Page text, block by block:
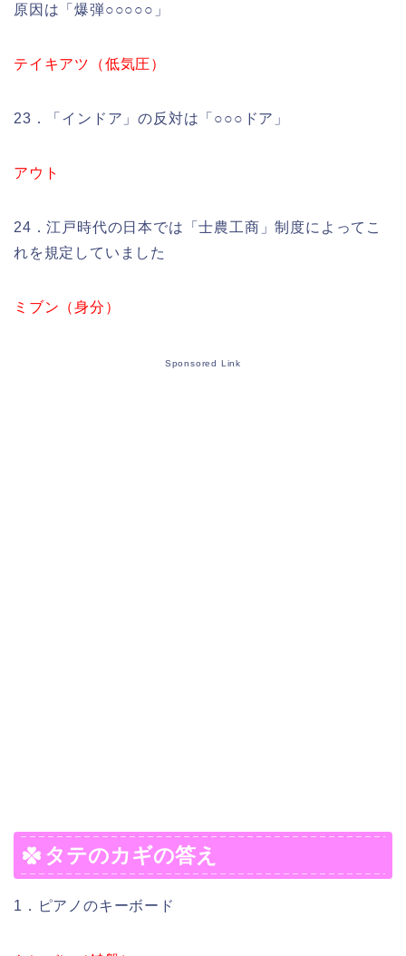
原因は「爆弾○○○○○」
テイキアツ（低気圧）
23．「インドア」の反対は「○○○ドア」
アウト
24．江戸時代の日本では「士農工商」制度によってこ
れを規定していました
ミブン（身分）
Sponsored Link
タテのカギの答え
1．ピアノのキーボード